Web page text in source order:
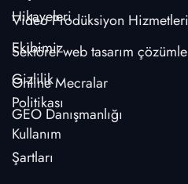
Hikayeleri
Ekibimiz
Gizlilik
Politikası
Kullanım
Şartları
Video Prodüksiyon Hizmetleri
Sektörel web tasarım
Online Mecralar
GEO Danışmanlığı